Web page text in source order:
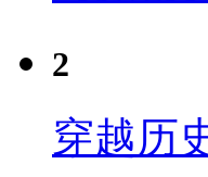
2
穿越历